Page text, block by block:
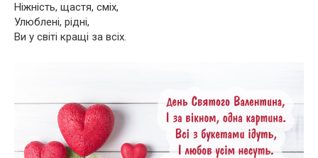
Ніжність, щастя, сміх,
Улюблені, рідні,
Ви у світі кращі за всіх.